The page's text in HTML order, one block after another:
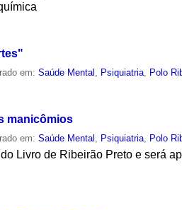
em:Saúde Mental Psiquiatria Polo
manicômios
em:Saúde Mental Psiquiatria Polo
Livro de Ribeirão Preto e será